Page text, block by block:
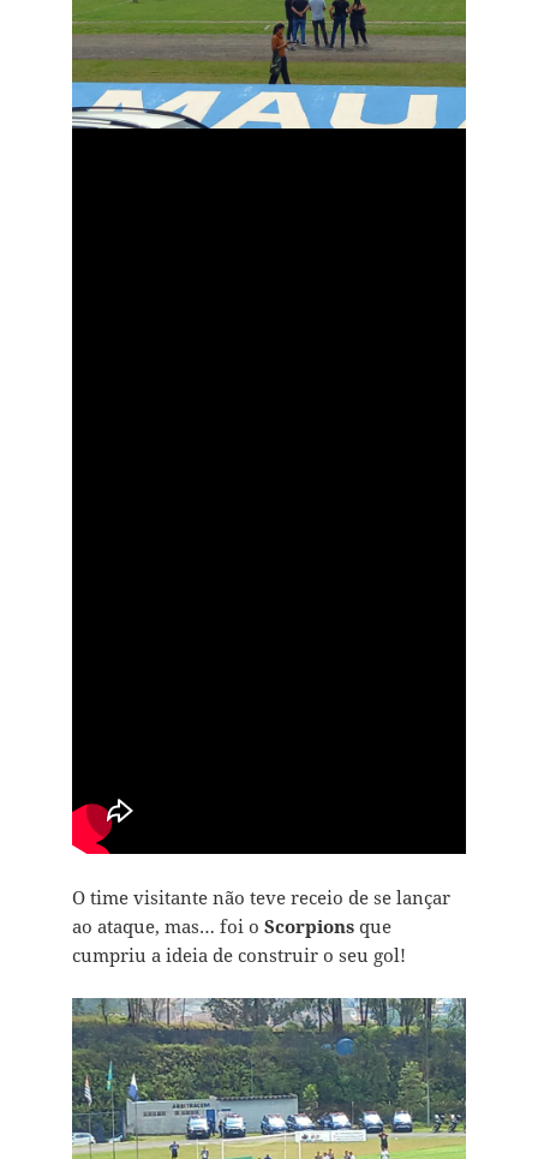
O time visitante não teve receio de se lançar
ao ataque, mas… foi o Scorpionsque
cumpriu a ideia de construir o seu gol!